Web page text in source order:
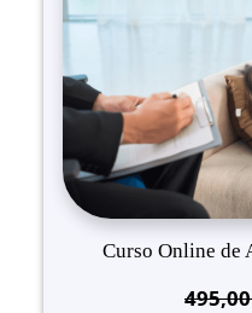
Curso Online de